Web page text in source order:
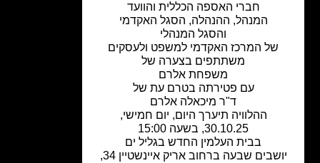
חברי האספה הכללית והוועד
המנהל, ההנהלה, הסגל האקדמי
והסגל המנהלי
של המרכז האקדמי למשפט ולעסקים
משתתפים בצערה של
משפחת אלרם
עם פטירתה בטרם עת של
ד"ר מיכאלה אלרם
ההלוויה תיערך היום, יום חמישי,
30.10.25, בשעה 15:00
בבית העלמין החדש בגליל ים
שבעה ברחוב אריק איינשטיין 34,